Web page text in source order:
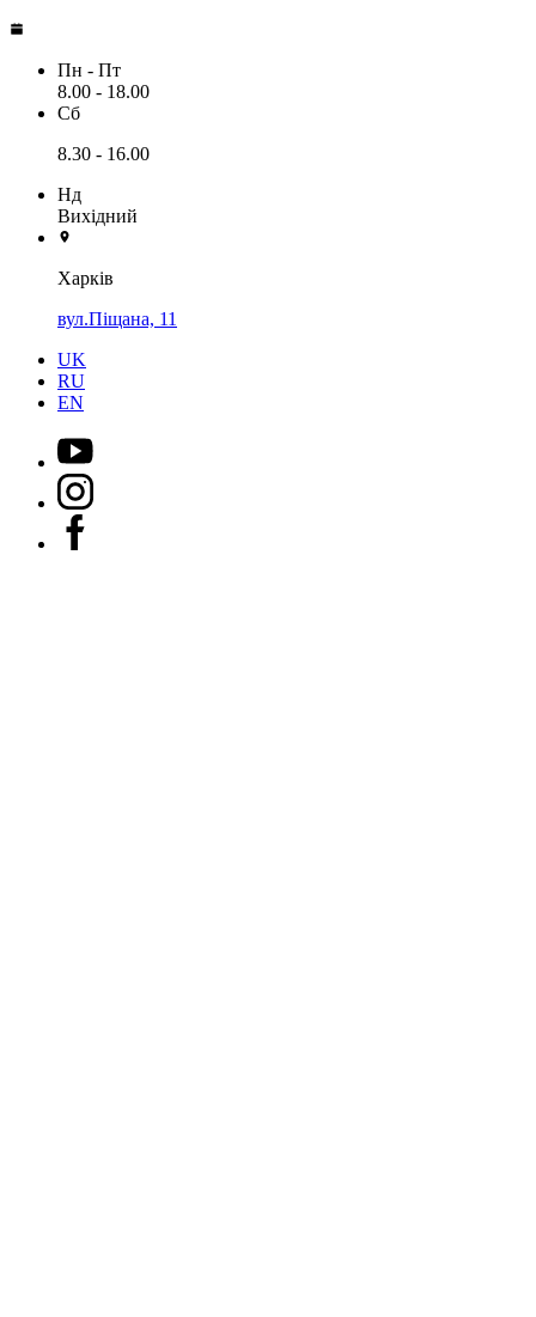
Пн - Пт
8.00 - 18.00
Сб
8.30 - 16.00
Нд
Вихідний
Харків
вул.Піщана, 11
UK
RU
EN